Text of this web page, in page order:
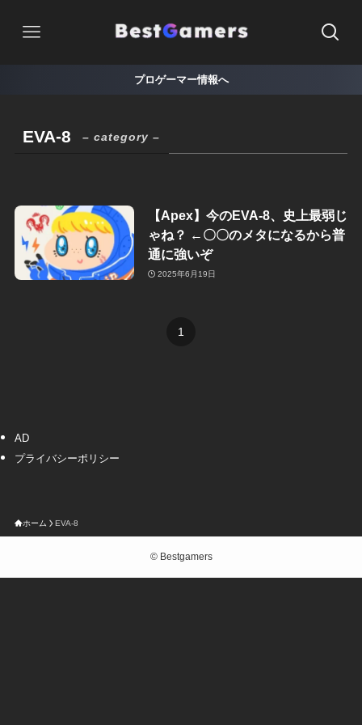
プロゲーマー情報へ
EVA-8 – category –
【Apex】今のEVA-8、史上最弱じ
ゃね？ ←〇〇のメタになるから普
通に強いぞ
2025年6月19日
1
AD
プライバシーポリシー
ホーム EVA-8
©Bestgamers